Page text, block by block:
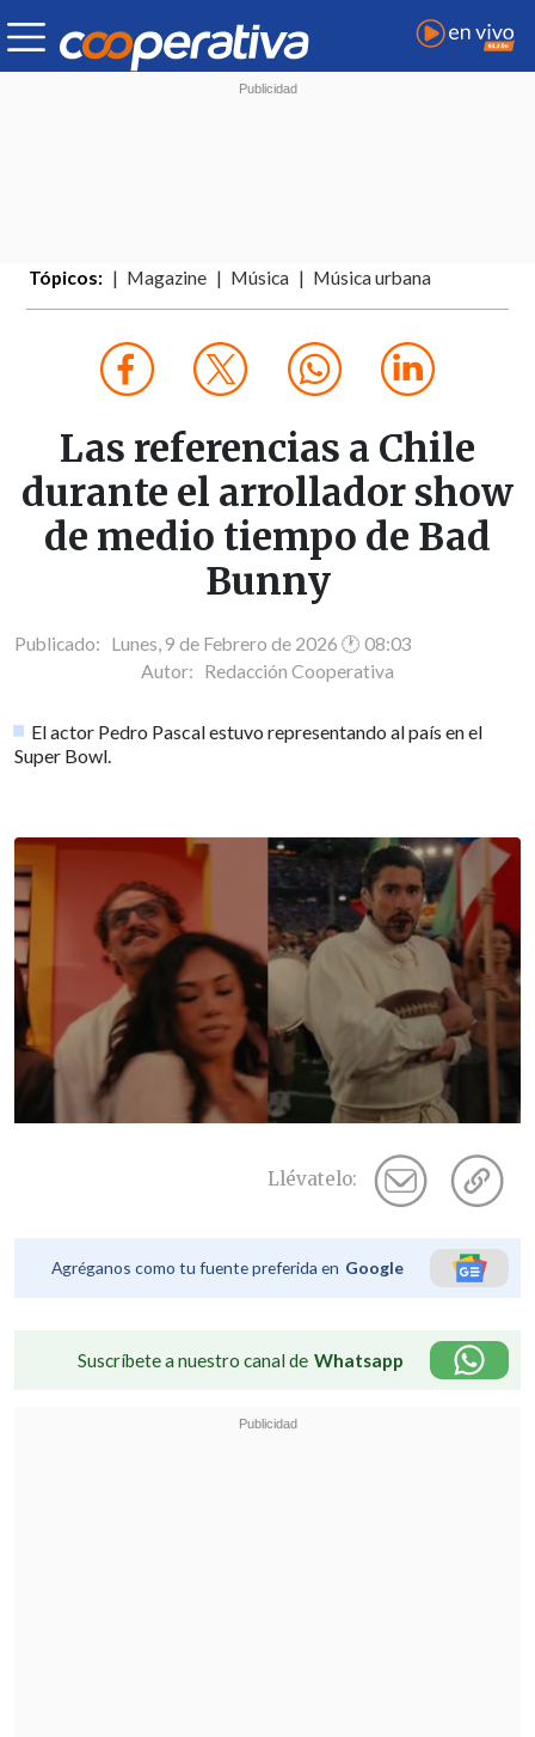
Tópicos: Magazine Música Música urbana
Las referencias a Chile
durante el arrollador show
de medio tiempo de Bad
Bunny
Publicado: Lunes, 9 de Febrero de 2026 🕐 08:03
Autor: Redacción Cooperativa
El actor Pedro Pascal estuvo representando al país en el
Super Bowl.
Llévatelo:
Agréganos como tu fuente preferida en Google
Suscríbete a nuestro canal de Whatsapp